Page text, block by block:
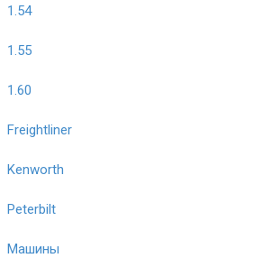
1.54
1.55
1.60
Freightliner
Kenworth
Peterbilt
Машины